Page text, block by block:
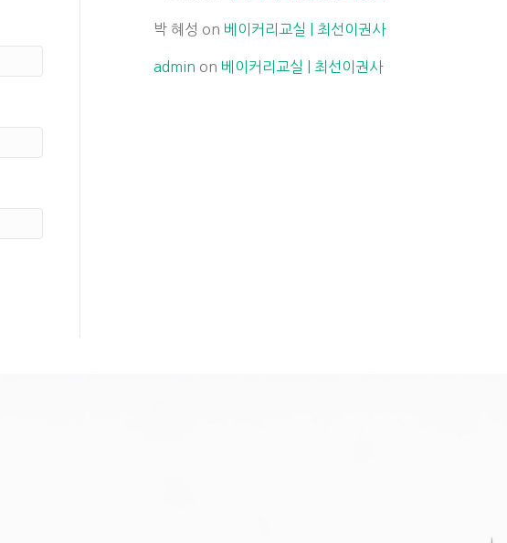
박 혜성 on 베이커리교실 | 최선이권사
admin on 베이커리교실 | 최선이권사